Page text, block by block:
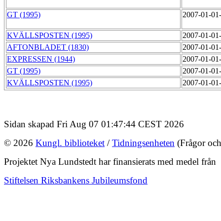
GT (1995) 2007-01-
KVÄLLSPOSTEN (1995)
2007-01-
AFTONBLADET (1830)
2007-01-
EXPRESSEN (1944)
2007-01-
GT (1995)
2007-01-
KVÄLLSPOSTEN (1995)
2007-01-
Sidan skapad Fri Aug 07 01:47:44 CEST 2026
© 2026 Kungl. biblioteket /Tidningsenheten (Frågor
Projektet Nya Lundstedt har finansierats med medel från
Stiftelsen Riksbankens Jubileumsfond